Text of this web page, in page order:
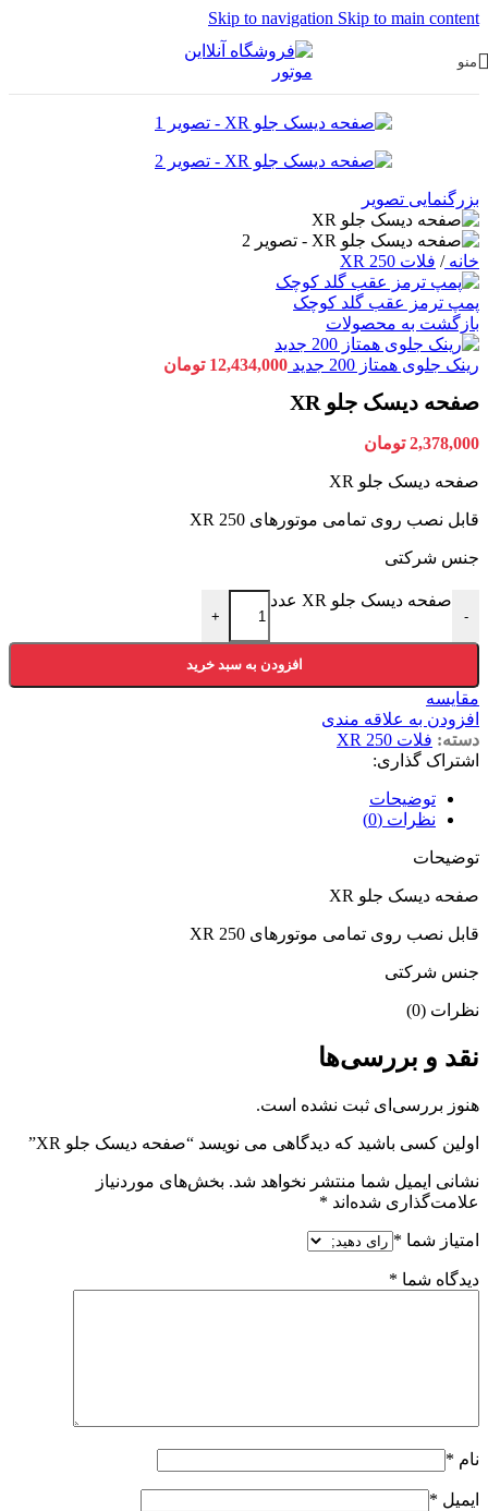
Skip to navigation Skip to main content
منو
بزرگنمایی تصویر
خانه/ فلات 250 XR
پمپ ترمز عقب گلد کوچک
بازگشت به محصولات
رینک جلوی همتاز 200 جدید 12,434,000 تومان
صفحه دیسک جلو XR
2,378,000 تومان
صفحه دیسک جلو XR
قابل نصب روی تمامی موتورهای XR 250
جنس شرکتی
-
صفحه دیسک جلو XR عدد
+
افزودن به سبد خرید
مقایسه
افزودن به علاقه مندی
دسته: فلات 250 XR
اشتراک گذاری:
توضیحات
نظرات (0)
توضیحات
صفحه دیسک جلو XR
قابل نصب روی تمامی موتورهای XR 250
جنس شرکتی
نظرات (0)
نقد و بررسی‌ها
هنوز بررسی‌ای ثبت نشده است.
اولین کسی باشید که دیدگاهی می نویسد “صفحه دیسک جلو XR”
نشانی ایمیل شما منتشر نخواهد شد. بخش‌های موردنیاز
علامت‌گذاری شده‌اند *
امتیاز شما *
دیدگاه شما *
نام *
ایمیل *